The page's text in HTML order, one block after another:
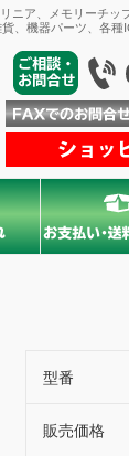
ニア、メモリーチ
機器パーツ、各種
型番
販売価格